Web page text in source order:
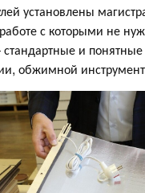
установлены
с которыми не
и
обжимной